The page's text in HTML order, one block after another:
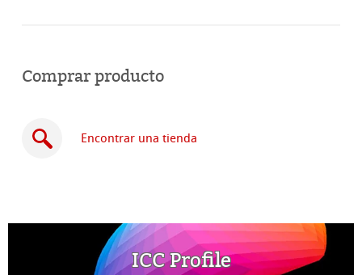
Comprar producto
Encontrar una tienda
ICC Profile